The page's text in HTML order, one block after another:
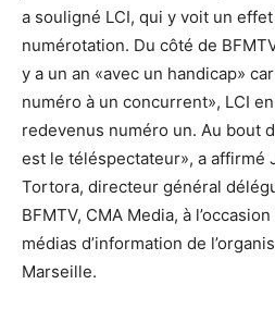
a souligné LCI, qui y voit un
numérotation. Du côté de
y a un an «avec un handicap»
numéro à un concurrent», LCI
redevenus numéro un. Au bout
est le téléspectateur», a affirmé
Tortora, directeur général
BFMTV, CMA Media, à
médias d’information de
Marseille.